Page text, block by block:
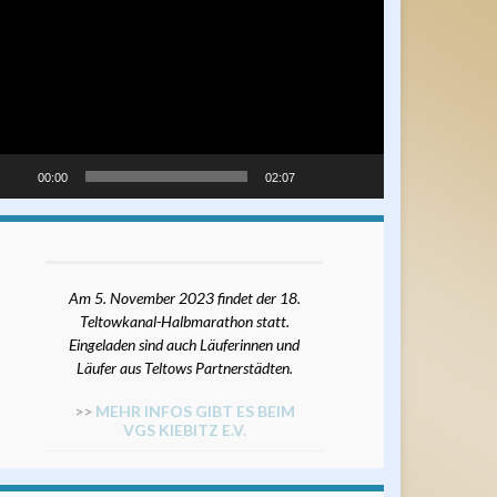
00:00 02:07
Am 5. November 2023 findet der 18.
Teltowkanal-Halbmarathon statt.
Eingeladen sind auch Läuferinnen und
Läufer aus Teltows Partnerstädten.
>> MEHR INFOS GIBT ES BEIM
VGS KIEBITZ E.V.